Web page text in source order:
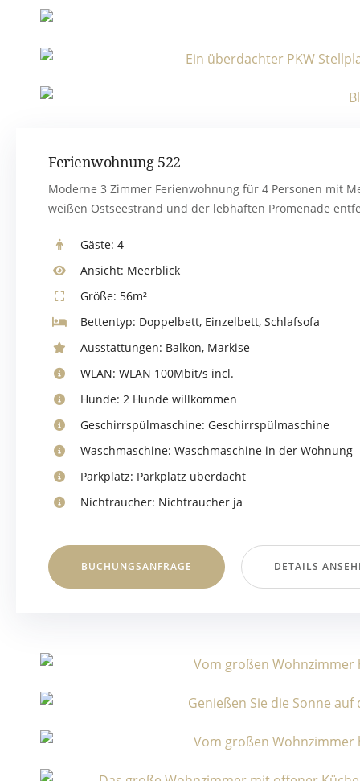
Ferienwohnung 522
Moderne 3 Zimmer Ferienwohnung für 4 Personen mit
weißen Ostseestrand und der lebhaften Promenade
Gäste: 4
Ansicht: Meerblick
Größe: 56m²
Bettentyp: Doppelbett, Einzelbett, Schlafsofa
Ausstattungen: Balkon, Markise
WLAN: WLAN 100Mbit/s incl.
Hunde: 2 Hunde willkommen
Geschirrspülmaschine: Geschirrspülmaschine
Waschmaschine: Waschmaschine in der Wohnung
Parkplatz: Parkplatz überdacht
Nichtraucher: Nichtraucher ja
BUCHUNGSANFRAGE DETAILS